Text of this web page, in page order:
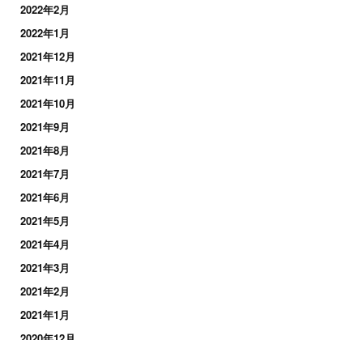
2022年2月
2022年1月
2021年12月
2021年11月
2021年10月
2021年9月
2021年8月
2021年7月
2021年6月
2021年5月
2021年4月
2021年3月
2021年2月
2021年1月